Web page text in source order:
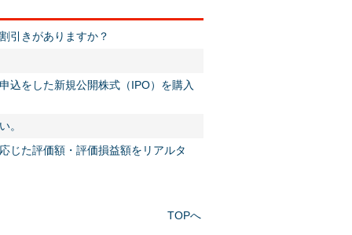
引きがありますか？
込をした新規公開株式（IPO）を購入
。
じた評価額・評価損益額をリアルタ
TOPへ